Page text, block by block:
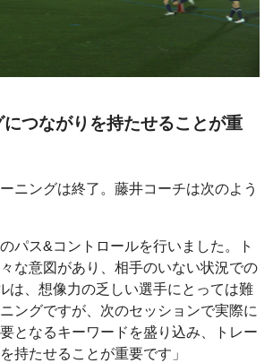
につながりを持たせることが重
ニングは終了。藤井コーチは次のよう
パス&コントロールを行いました。ト
な意図があり、相手のいない状況での
は、想像力の乏しい選手にとっては難
ングですが、次のセッションで実際に
となるキーワードを盛り込み、トレー
持たせることが重要です」